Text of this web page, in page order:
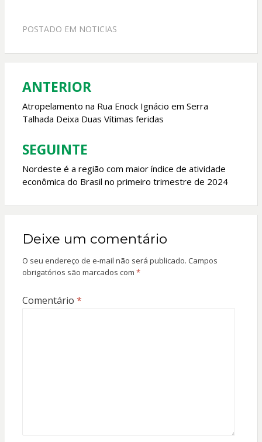
e
o
k
A
p
POSTADO EM NOTICIAS
Navegação
de
Post
ANTERIOR
Atropelamento na Rua Enock Ignácio em Serra
Talhada Deixa Duas Vítimas feridas
SEGUINTE
Nordeste é a região com maior índice de atividade
econômica do Brasil no primeiro trimestre de 2024‍‍
Deixe um comentário
O seu endereço de e-mail não será publicado. Campos
obrigatórios são marcados com *
Comentário *